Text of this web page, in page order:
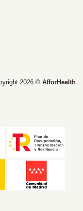
2026 © AfforHealth